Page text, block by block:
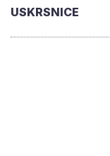
USKRSNICE